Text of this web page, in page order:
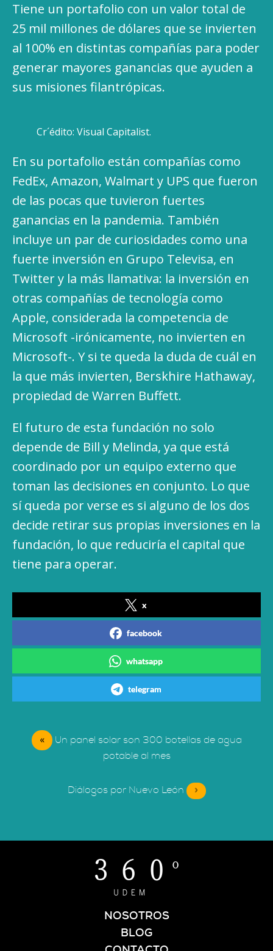
Tiene un portafolio con un valor total de
25 mil millones de dólares que se invierten
al 100% en distintas compañías para poder
generar mayores ganancias que ayuden a
sus misiones filantrópicas.
Cr´édito: Visual Capitalist.
En su portafolio están compañías como
FedEx, Amazon, Walmart y UPS que fueron
de las pocas que tuvieron fuertes
ganancias en la pandemia. También
incluye un par de curiosidades como una
fuerte inversión en Grupo Televisa, en
Twitter y la más llamativa: la inversión en
otras compañías de tecnología como
Apple, considerada la competencia de
Microsoft -irónicamente, no invierten en
Microsoft-. Y si te queda la duda de cuál en
la que más invierten, Berskhire Hathaway,
propiedad de Warren Buffett.
El futuro de esta fundación no solo
depende de Bill y Melinda, ya que está
coordinado por un equipo externo que
toman las decisiones en conjunto. Lo que
sí queda por verse es si alguno de los dos
decide retirar sus propias inversiones en la
fundación, lo que reduciría el capital que
tiene para operar.
x
facebook
whatsapp
telegram
«
Un panel solar son 300 botellas de agua
potable al mes
Diálogos por Nuevo León »
NOSOTROS
BLOG